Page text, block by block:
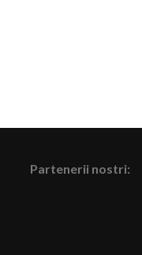
Partenerii nostri: